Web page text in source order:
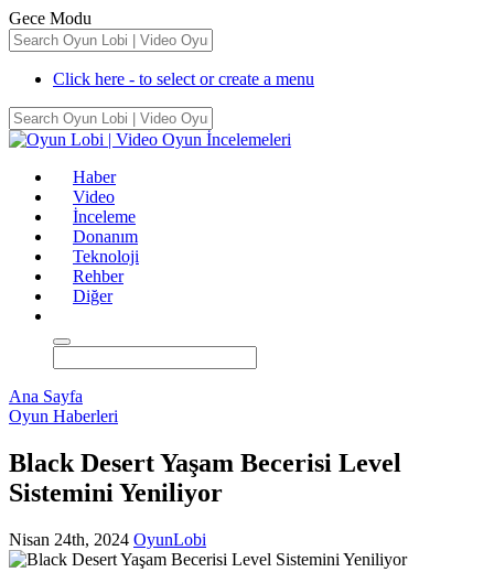
Gece Modu
Click here - to select or create a menu
Haber
Video
İnceleme
Donanım
Teknoloji
Rehber
Diğer
Ana Sayfa
Oyun Haberleri
Black Desert Yaşam Becerisi Level
Sistemini Yeniliyor
Nisan 24th, 2024 OyunLobi